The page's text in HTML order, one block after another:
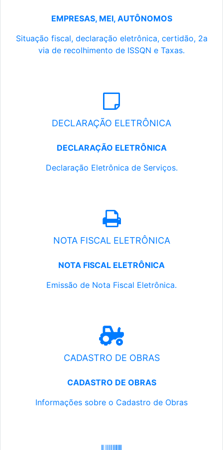
EMPRESAS, MEI, AUTÔNOMOS
Situação fiscal, declaração eletrônica, certidão, 2a
via de recolhimento de ISSQN e Taxas.
DECLARAÇÃO ELETRÔNICA
DECLARAÇÃO ELETRÔNICA
Declaração Eletrônica de Serviços.
NOTA FISCAL ELETRÔNICA
NOTA FISCAL ELETRÔNICA
Emissão de Nota Fiscal Eletrônica.
CADASTRO DE OBRAS
CADASTRO DE OBRAS
Informações sobre o Cadastro de Obras